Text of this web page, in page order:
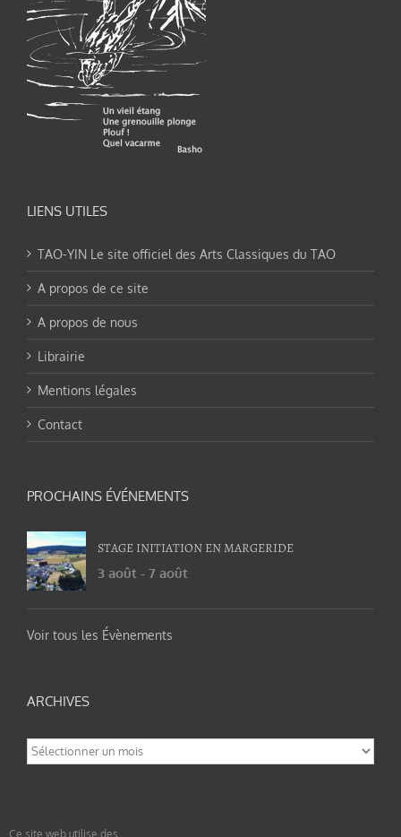
LIENS UTILES
TAO-YIN Le site officiel des Arts Classiques du TAO
A propos de ce site
A propos de nous
Librairie
Mentions légales
Contact
PROCHAINS ÉVÉNEMENTS
STAGE INITIATION EN MARGERIDE
3 août - 7 août
Voir tous les Évènements
ARCHIVES
Archives
Ce site web utilise des